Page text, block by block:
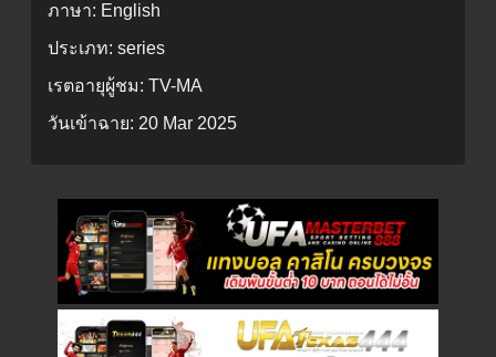
ภาษา: English
ประเภท: series
เรตอายุผู้ชม: TV-MA
วันเข้าฉาย: 20 Mar 2025